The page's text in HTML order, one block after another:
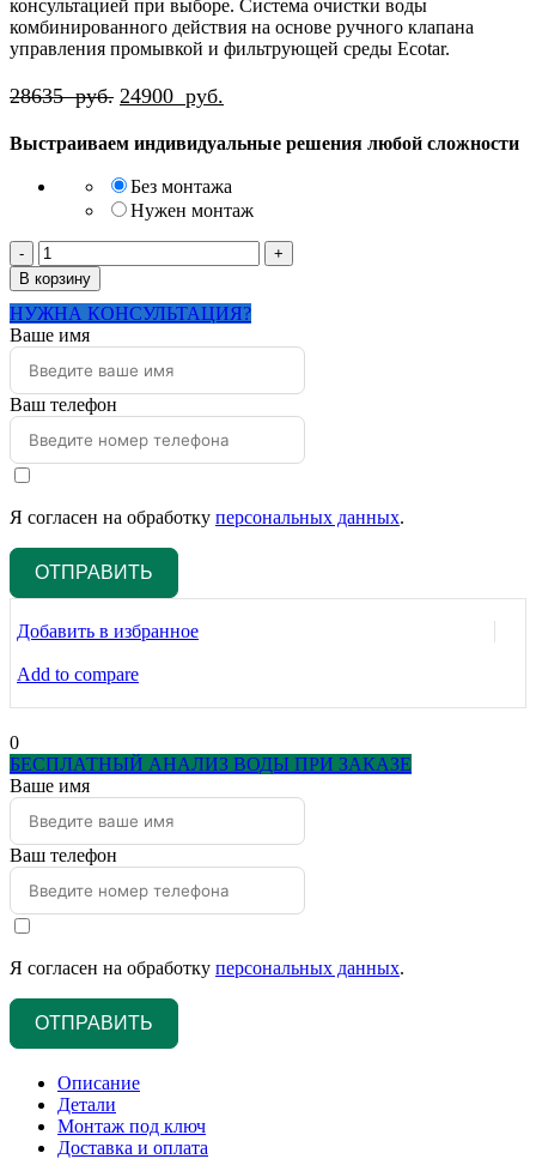
консультацией при выборе. Система очистки воды
комбинированного действия на основе ручного клапана
управления промывкой и фильтрующей среды Ecotar.
28635руб. Первоначальная
составляла
руб..
24900 руб.
24900
Выстраиваем индивидуальные решения любой сложности
Без монтажа
Нужен монтаж
Количество
товара
Система
комбинированного
действия
Дачник
с
загрузкой
Ecotar
до
час
В корзину
НУЖНА КОНСУЛЬТАЦИЯ?
Ваше имя
Ваш телефон
Я согласен на обработку персональных данных.
ОТПРАВИТЬ
Добавить в избранное
Add to compare
0
БЕСПЛАТНЫЙ АНАЛИЗ ВОДЫ ПРИ ЗАКАЗЕ
Ваше имя
Ваш телефон
Я согласен на обработку персональных данных.
ОТПРАВИТЬ
Описание
Детали
Монтаж под ключ
Доставка и оплата